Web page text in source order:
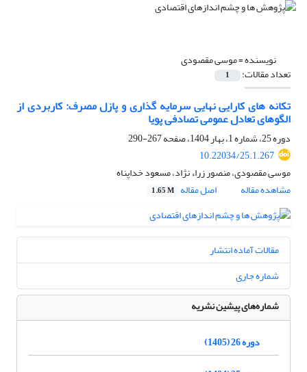
نویسنده =موسی مقصودی
تعداد مقالات: 1
تکانه ‌های کارایی نهایی سرمایه‌ گذاری و پازل مصرف: کاربردی از
الگوهای تعادل عمومی تصادفی پویا
دوره 25، شماره 1، بهار 1404، صفحه
267-290
10.22034/25.1.267
موسی مقصودی، منصور زراء نژاد، مسعود خداپناه
مشاهده مقاله
اصل مقاله 1.65 M
مقالات آماده انتشار
شماره جاری
شماره‌های پیشین نشریه
دوره 26 (1405)